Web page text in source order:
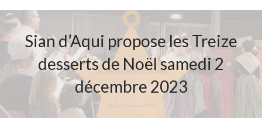
Sian d’Aqui propose les Treize
desserts de Noël samedi 2
décembre 2023